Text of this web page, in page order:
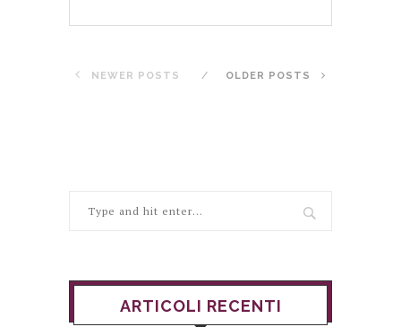
NEWER POSTS OLDER POSTS
ARTICOLI RECENTI